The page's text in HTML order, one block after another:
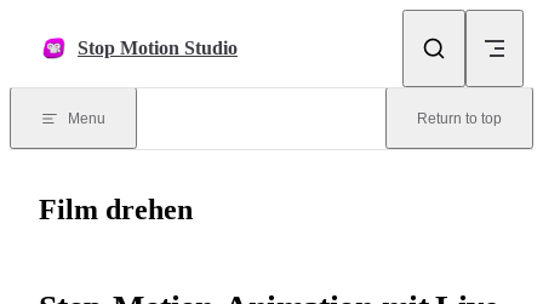
Stop Motion Studio
Menu Return to top
Film drehen